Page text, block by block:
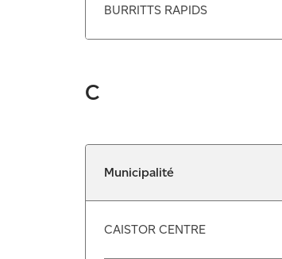
BURRITTS RAPIDS
C
Municipalité
CAISTOR CENTRE